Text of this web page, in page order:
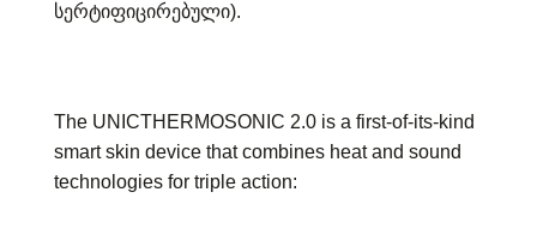
სერტიფიცირებული).
The UNICTHERMOSONIC 2.0 is a first-of-its-kind
smart skin device that combines heat and sound
technologies for triple action: